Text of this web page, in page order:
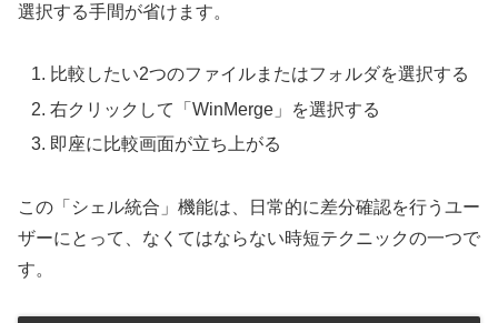
選択する手間が省けます。
比較したい2つのファイルまたはフォルダを選択する
右クリックして「WinMerge」を選択する
即座に比較画面が立ち上がる
この「シェル統合」機能は、日常的に差分確認を行うユー
ザーにとって、なくてはならない時短テクニックの一つで
す。